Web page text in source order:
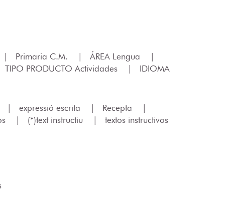
Primaria C.M. ÁREA Lengua
TIPO PRODUCTO Actividades
IDIOMA
expressió escrita Recepta
(*)text instructiu
textos instructivos